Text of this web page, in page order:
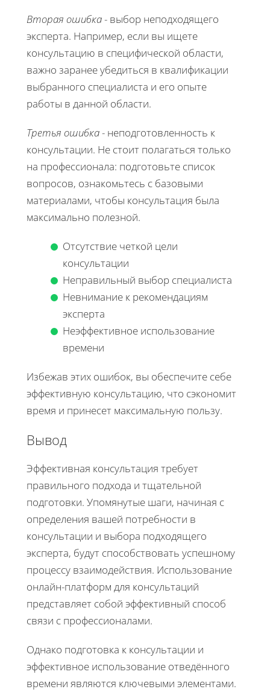
Вторая ошибка- выбор неподходящего
эксперта. Например, если вы ищете
консультацию в специфической области,
важно заранее убедиться в квалификации
выбранного специалиста и его опыте
работы в данной области.
Третья ошибка- неподготовленность к
консультации. Не стоит полагаться только
на профессионала: подготовьте список
вопросов, ознакомьтесь с базовыми
материалами, чтобы консультация была
максимально полезной.
Отсутствие четкой цели
консультации
Неправильный выбор специалиста
Невнимание к рекомендациям
эксперта
Неэффективное использование
времени
Избежав этих ошибок, вы обеспечите себе
эффективную консультацию, что сэкономит
время и принесет максимальную пользу.
Вывод
Эффективная консультация требует
правильного подхода и тщательной
подготовки. Упомянутые шаги, начиная с
определения вашей потребности в
консультации и выбора подходящего
эксперта, будут способствовать успешному
процессу взаимодействия. Использование
онлайн-платформ для консультаций
представляет собой эффективный способ
связи с профессионалами.
Однако подготовка к консультации и
эффективное использование отведённого
времени являются ключевыми элементами.